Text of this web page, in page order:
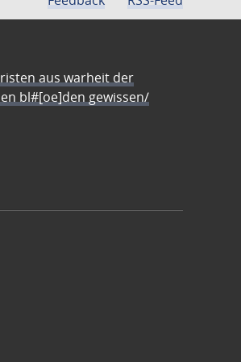
aus warheit der
bl#[oe]den gewissen/